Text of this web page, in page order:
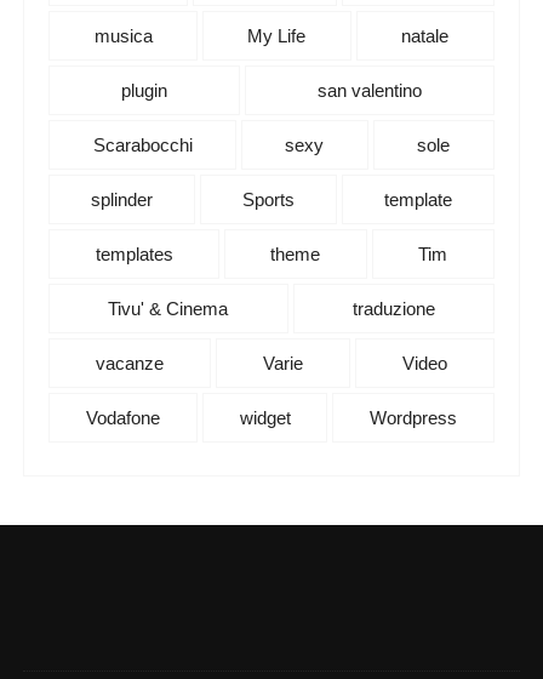
musica My Life natale
plugin san valentino
Scarabocchi sexy sole
splinder Sports template
templates theme Tim
Tivu' & Cinema traduzione
vacanze Varie Video
Vodafone widget Wordpress